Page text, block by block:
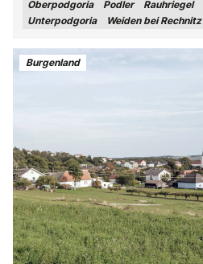
Oberpodgoria Podler Rauhriegel
Unterpodgoria
Weiden bei Rechnitz
Burgenland